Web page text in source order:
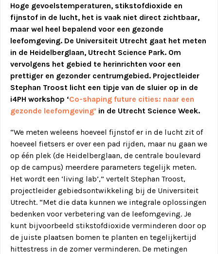
Hoge gevoelstemperaturen, stikstofdioxide en
fijnstof in de lucht, het is vaak niet direct zichtbaar,
maar wel heel bepalend voor een gezonde
leefomgeving. De Universiteit Utrecht gaat het meten
in de Heidelberglaan, Utrecht Science Park. Om
vervolgens het gebied te herinrichten voor een
prettiger en gezonder centrumgebied. Projectleider
Stephan Troost licht een tipje van de sluier op in de
i4PH workshop ‘Co-shaping future cities: naar een
gezonde leefomgeving’ in de Utrecht Science Week.
“We meten weleens hoeveel fijnstof er in de lucht zit of
hoeveel fietsers er over een pad rijden, maar nu gaan we
op één plek (de Heidelberglaan, de centrale boulevard
op de campus) meerdere parameters tegelijk meten.
Het wordt een ‘living lab’,” vertelt Stephan Troost,
projectleider gebiedsontwikkeling bij de Universiteit
Utrecht. “Met die data kunnen we integrale oplossingen
bedenken voor verbetering van de leefomgeving. Je
kunt bijvoorbeeld stikstofdioxide verminderen door op
de juiste plaatsen bomen te planten en tegelijkertijd
hittestress in de zomer verminderen. De metingen